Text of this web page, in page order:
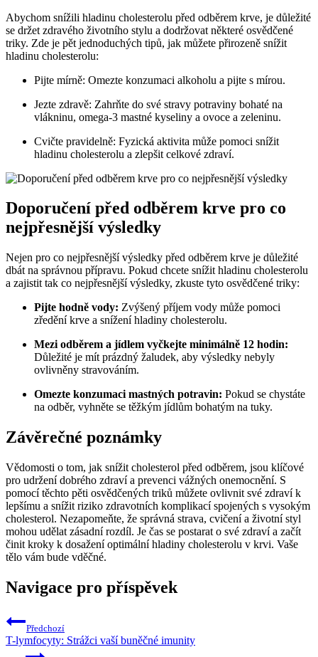
Abychom snížili hladinu cholesterolu před odběrem krve, je důležité
se držet zdravého životního stylu a dodržovat některé osvědčené
triky. Zde je pět jednoduchých tipů, jak můžete přirozeně snížit
hladinu cholesterolu:
Pijte mírně: Omezte konzumaci alkoholu a pijte s mírou.
Jezte zdravě: Zahrňte do své stravy potraviny bohaté na
vlákninu, omega-3 mastné kyseliny a ovoce a zeleninu.
Cvičte pravidelně: Fyzická aktivita může pomoci snížit
hladinu cholesterolu a zlepšit celkové zdraví.
Doporučení před odběrem krve pro co
nejpřesnější výsledky
Nejen pro co nejpřesnější výsledky před odběrem krve je důležité
dbát na správnou přípravu. Pokud chcete snížit hladinu cholesterolu
a zajistit tak co nejpřesnější výsledky, zkuste tyto osvědčené triky:
Pijte hodně vody: Zvýšený příjem vody může pomoci
zředění krve a snížení hladiny cholesterolu.
Mezi odběrem a jídlem vyčkejte minimálně 12 hodin:
Důležité je mít prázdný žaludek, aby výsledky nebyly
ovlivněny stravováním.
Omezte konzumaci mastných potravin: Pokud se chystáte
na odběr, vyhněte se těžkým jídlům bohatým na tuky.
Závěrečné poznámky
Vědomosti o tom, jak snížit cholesterol před odběrem, jsou klíčové
pro udržení dobrého zdraví a prevenci vážných onemocnění. S
pomocí těchto pěti osvědčených triků můžete ovlivnit své zdraví k
lepšímu a snížit riziko zdravotních komplikací spojených s vysokým
cholesterol. Nezapomeňte, že správná strava, cvičení a životní styl
mohou udělat zásadní rozdíl. Je čas se postarat o své zdraví a začít
činit kroky k dosažení optimální hladiny cholesterolu v krvi. Vaše
tělo vám bude vděčné.
Navigace pro příspěvek
Předchozí
T-lymfocyty: Strážci vaší buněčné imunity